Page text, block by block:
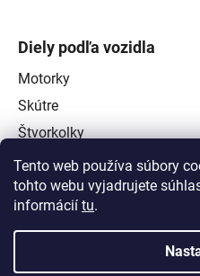
Tento web používa súbory
tohto webu vyjadrujete
informácií tu.
Diely podľa vozidla
Motorky
Skútre
Štvorkolky